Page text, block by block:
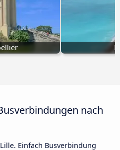
nach
Einfach Busverbindung